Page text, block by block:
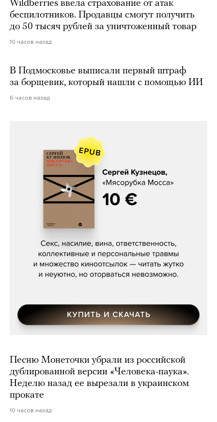
Wildberries ввела страхование от атак
беспилотников. Продавцы смогут получить
до 50 тысяч рублей за уничтоженный товар
10 часов назад
В Подмосковье выписали первый штраф
за борщевик, который нашли с помощью ИИ
6 часов назад
Сергей Кузнецов, «Мясорубка
Песню Монеточки убрали из российской
дублированной версии «Человека-паука».
Неделю назад ее вырезали в украинском
прокате
10 часов назад